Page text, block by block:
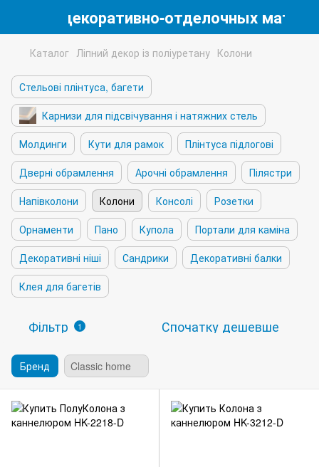
декоративно-отделочных
Каталог Ліпний декор із поліуретану Колони
Стельові плінтуса, багети
Карнизи для підсвічування і натяжних стель
Молдинги
Кути для рамок
Плінтуса підлогові
Дверні обрамлення
Арочні обрамлення
Пілястри
Напівколони
Колони Консолі
Розетки
Орнаменти
Пано Купола
Портали для каміна
Декоративні ніші
Сандрики
Декоративні балки
Клея для багетів
Фільтр 1 Спочатку дешевше
Бренд Classic home